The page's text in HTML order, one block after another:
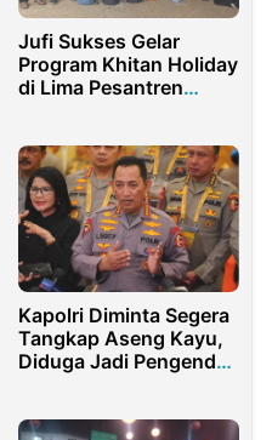
Jufi Sukses Gelar
Program Khitan Holiday
di Lima Pesantren
Kapolri Diminta Segera
Tangkap Aseng Kayu,
Diduga Jadi Pengendali